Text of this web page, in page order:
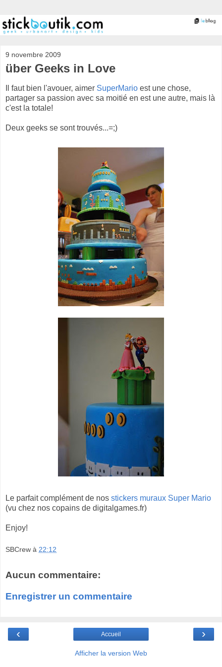
9 novembre 2009
über Geeks in Love
Il faut bien l'avouer, aimer SuperMario est une chose,
partager sa passion avec sa moitié en est une autre, mais là
c'est la totale!
Deux geeks se sont trouvés...=;)
Le parfait complément de nos stickers muraux Super Mario
(vu chez nos copains de digitalgames.fr)
Enjoy!
SBCrew à 22:12
Aucun commentaire:
Enregistrer un commentaire
‹ ›
Accueil
Afficher la version Web